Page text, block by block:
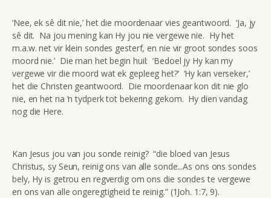
‘Nee, ek sê dit nie,’ het die moordenaar vies geantwoord. ‘Ja, jy
sê dit. Na jou mening kan Hy jou nie vergewe nie. Hy het
m.a.w. net vir klein sondes gesterf, en nie vir groot sondes soos
moord nie.’ Die man het begin huil: ‘Bedoel jy Hy kan my
vergewe vir die moord wat ek gepleeg het?’ ‘Hy kan verseker,’
het die Christen geantwoord. Die moordenaar kon dit nie glo
nie, en het na ‘n tydperk tot bekering gekom. Hy dien vandag
nog die Here.
Kan Jesus jou van jou sonde reinig? “die bloed van Jesus
Christus, sy Seun, reinig ons van alle sonde...As ons ons sondes
bely, Hy is getrou en regverdig om ons die sondes te vergewe
en ons van alle ongeregtigheid te reinig.” (1Joh. 1:7, 9).